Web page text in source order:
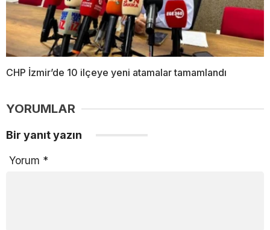
CHP İzmir’de 10 ilçeye yeni atamalar tamamlandı
YORUMLAR
Bir yanıt yazın
Yorum *